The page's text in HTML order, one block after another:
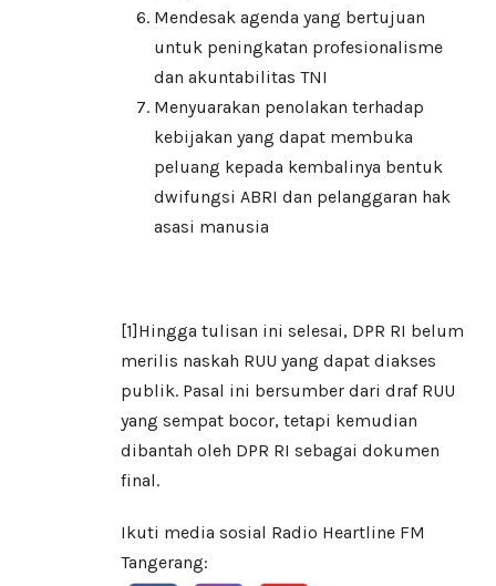
Mendesak agenda yang bertujuan
untuk peningkatan profesionalisme
dan akuntabilitas TNI
Menyuarakan penolakan terhadap
kebijakan yang dapat membuka
peluang kepada kembalinya bentuk
dwifungsi ABRI dan pelanggaran hak
asasi manusia
[1] Hingga tulisan ini selesai, DPR RI belum
merilis naskah RUU yang dapat diakses
publik. Pasal ini bersumber dari draf RUU
yang sempat bocor, tetapi kemudian
dibantah oleh DPR RI sebagai dokumen
final.
Ikuti media sosial Radio Heartline FM
Tangerang: